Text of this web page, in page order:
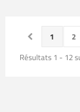
1 2
Résultats 1 - 12